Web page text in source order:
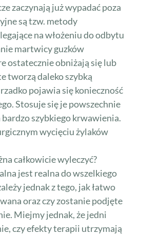
zaczynają już wypadać poza
są tzw. metody
na włożeniu do odbytu
martwicy guzków
ostatecznie obniżają się lub
tworzą daleko szybką
pojawia się konieczność
Stosuje się je powszechnie
szybkiego krwawienia.
wycięciu żylaków
całkowicie wyleczyć?
jest realna do wszelkiego
jednak z tego, jak łatwo
oraz czy zostanie podjęte
Miejmy jednak, że jedni
czy efekty terapii utrzymają